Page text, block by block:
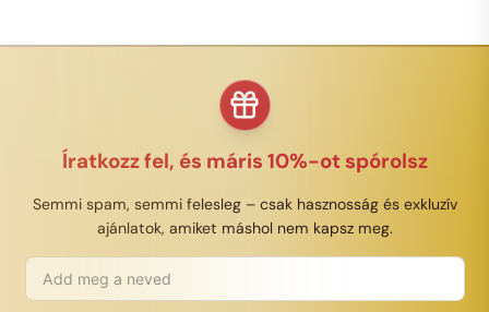
Íratkozz fel, és máris 10%-ot spórolsz
Semmi spam, semmi felesleg – csak hasznosság és exkluzív
ajánlatok, amiket máshol nem kapsz meg.